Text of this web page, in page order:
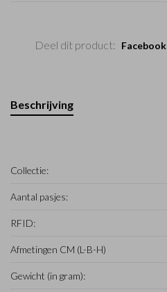
Deel dit product: Facebook
Beschrijving
Collectie:
Aantal pasjes:
RFID:
Afmetingen CM (L-B-H)
Gewicht (in gram):